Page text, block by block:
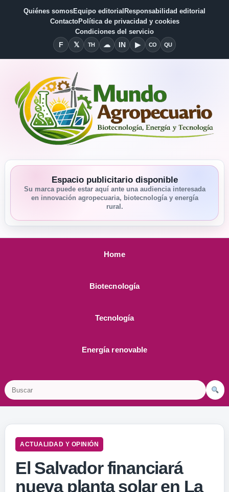
Quiénes somosEquipo editorial Responsabilidad editorial
ContactoPolítica de privacidad y cookies
Condiciones del servicio
FFacebook
𝕏
X THThreads
☁Bluesky
INLinkedin
▶YouTube
COCondiciones del Servicio
QUQuiénes somos
Espacio publicitario disponible
Su marca puede estar aquí ante una audiencia interesada
en innovación agropecuaria, biotecnología y energía
rural.
Home
Biotecnología
Tecnología
Energía renovable
ACTUALIDAD Y OPINIÓN
El Salvador financiará
nueva planta solar en La